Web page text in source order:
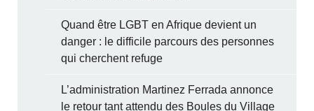
Quand être LGBT en Afrique devient un
danger : le difficile parcours des personnes
qui cherchent refuge
L’administration Martinez Ferrada annonce
le retour tant attendu des Boules du Village